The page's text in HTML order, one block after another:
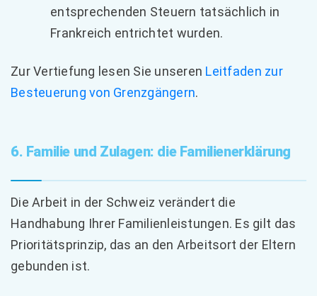
entsprechenden Steuern tatsächlich in
Frankreich entrichtet wurden.
Zur Vertiefung lesen Sie unseren Leitfaden zur
Besteuerung von Grenzgängern.
6. Familie und Zulagen: die Familienerklärung
Die Arbeit in der Schweiz verändert die
Handhabung Ihrer Familienleistungen. Es gilt das
Prioritätsprinzip, das an den Arbeitsort der Eltern
gebunden ist.